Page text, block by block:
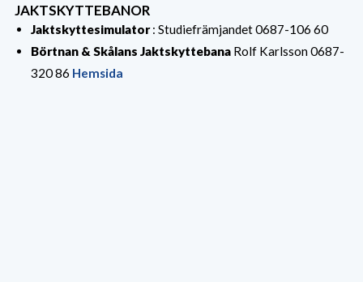
JAKTSKYTTEBANOR
Jaktskyttesimulator: Studiefrämjandet 0687-106 60
Börtnan & Skålans Jaktskyttebana Rolf Karlsson 0687-
320 86 Hemsida